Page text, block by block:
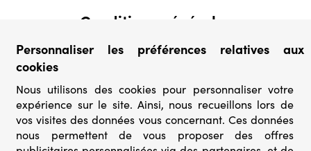
Conditions générales
› Conditions de vente
› Conditions d’utilisation
› Confidentialité & Protection des Données
› Informations légales
Catégories
› Marques
Personnaliser les préférences relatives aux
cookies
Nous utilisons des cookies pour personnaliser votre
expérience sur le site. Ainsi, nous recueillons lors de
vos visites des données vous concernant. Ces données
nous permettent de vous proposer des offres